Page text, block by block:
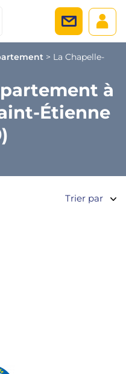
> La Chapelle-
à
Étienne
Trier par